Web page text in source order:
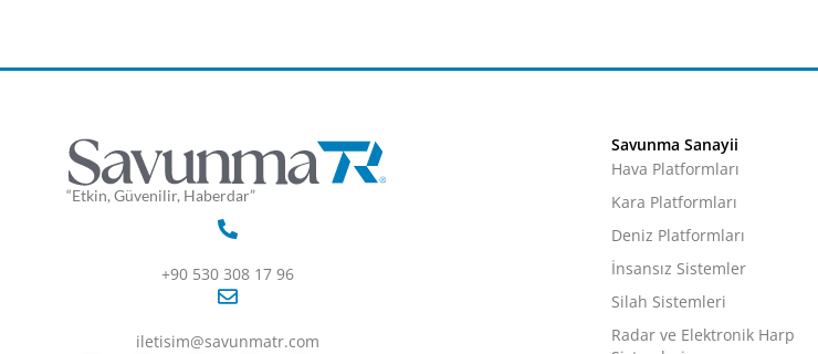
“Etkin, Güvenilir, Haberdar”
+90 530 308 17 96
iletisim@savunmatr.com
Savunma Sanayii
Hava Platformları
Kara Platformları
Deniz Platformları
İnsansız Sistemler
Silah Sistemleri
Radar ve Elektronik Harp